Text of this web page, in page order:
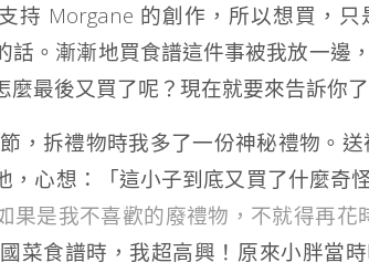
持 Morgane 的創作，所以想買，只
話。漸漸地買食譜這件事被我放一邊
麼最後又買了呢？現在就要來告訴你了
，拆禮物時我多了一份神秘禮物。
，心想：「這小子到底又買了什麼奇
如果是我不喜歡的廢禮物，不就得再花
菜食譜時，我超高興！原來小胖當